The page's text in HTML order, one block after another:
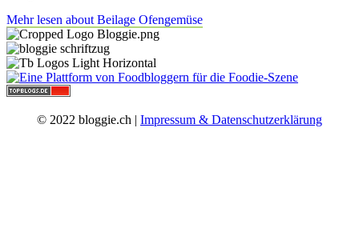
Mehr lesen about Beilage Ofengemüse
© 2022 bloggie.ch | Impressum & Datenschutzerklärung